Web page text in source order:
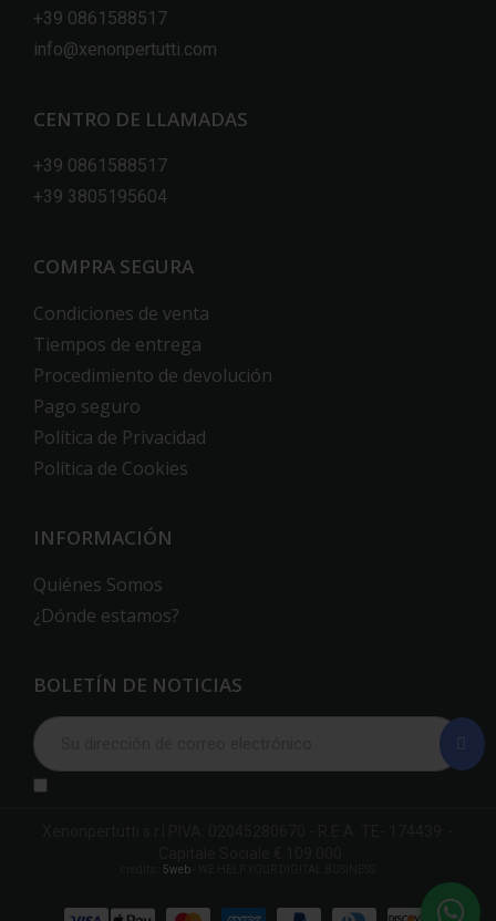
+39 0861588517
info@xenonpertutti.com
CENTRO DE LLAMADAS
+39 0861588517
+39 3805195604
COMPRA SEGURA
Condiciones de venta
Tiempos de entrega
Procedimiento de devolución
Pago seguro
Política de Privacidad
Política de Cookies
INFORMACIÓN
Quiénes Somos
¿Dónde estamos?
BOLETÍN DE NOTICIAS
5web